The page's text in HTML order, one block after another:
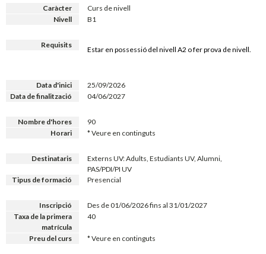
Caràcter
Curs de nivell
Nivell
B1
Requisits
Estar en possessió del nivell A2 o fer prova de nivell.
Data d'inici
25/09/2026
Data de finalització
04/06/2027
Nombre d'hores
90
Horari
* Veure en continguts
Destinataris
Externs UV: Adults, Estudiants UV, Alumni,
PAS/PDI/PI UV
Tipus de formació
Presencial
Inscripció
Des de 01/06/2026 fins al 31/01/2027
Taxa de la primera
matrícula
40
Preu del curs * Veure en continguts